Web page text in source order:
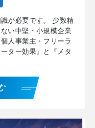
が必要です。 少数精
い中堅・小規模企業
人事業主・フリーラ
ター効果』と『メタ